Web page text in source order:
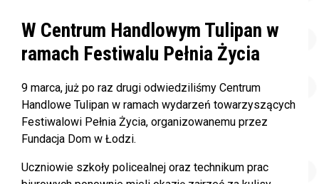
W Centrum Handlowym Tulipan w
ramach Festiwalu Pełnia Życia
9 marca, już po raz drugi odwiedziliśmy Centrum
Handlowe Tulipan w ramach wydarzeń towarzyszących
Festiwalowi Pełnia Życia, organizowanemu przez
Fundacja Dom w Łodzi.
Uczniowie szkoły policealnej oraz technikum prac